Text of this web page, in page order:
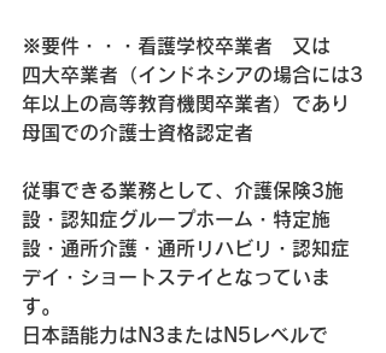
※要件・・・看護学校卒業者　又は
四大卒業者（インドネシアの場合には3
年以上の高等教育機関卒業者）であり
母国での介護士資格認定者
従事できる業務として、介護保険3施
設・認知症グループホーム・特定施
設・通所介護・通所リハビリ・認知症
デイ・ショートステイとなっていま
す。
日本語能力はN3またはN5レベルで